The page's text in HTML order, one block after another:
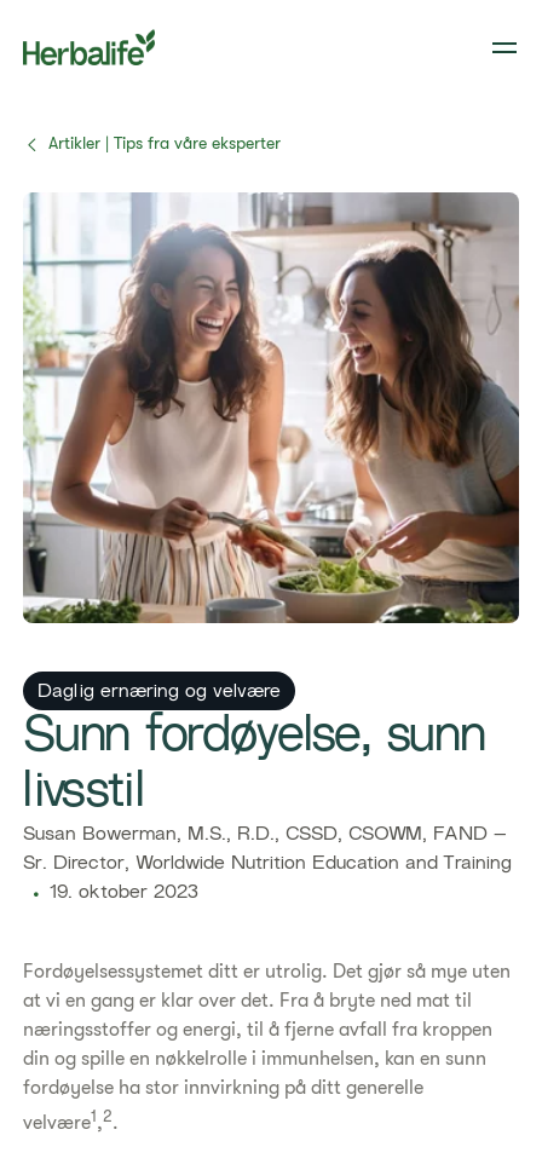
Artikler | Tips fra våre eksperter
​​Daglig ernæring og velvære​
​Sunn fordøyelse, sunn
livsstil
​​Susan Bowerman, M.S., R.D., CSSD, CSOWM, FAND –
Sr. Director, Worldwide Nutrition Education and Training​
19. oktober 2023
Fordøyelsessystemet ditt er utrolig. Det gjør så mye uten
at vi en gang er klar over det. Fra å bryte ned mat til
næringsstoffer og energi, til å fjerne avfall fra kroppen
din og spille en nøkkelrolle i immunhelsen, kan en sunn
fordøyelse ha stor innvirkning på ditt generelle
velvære1 ,2.